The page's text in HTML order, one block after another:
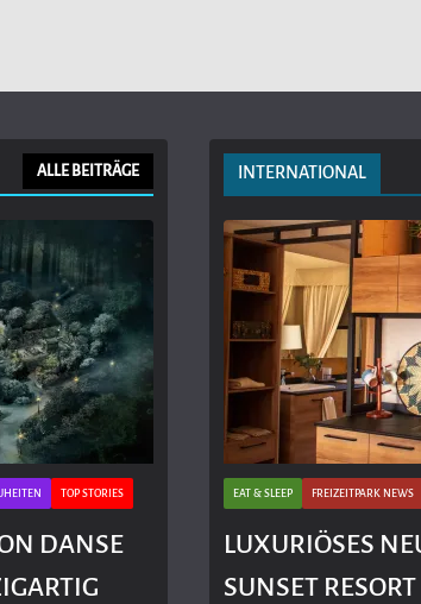
ALLE BEITRÄGE
TOP STORIES
DANSE
INTERNATIONAL
EAT & SLEEP FREIZEITPARK NEWS
LUXURIÖSES
SUNSET